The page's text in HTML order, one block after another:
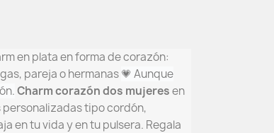
en plata en forma de corazón:
pareja o hermanas💗 Aunque
Charm corazón dos mujeresen
personalizadas tipo cordón,
en tu vida y en tu pulsera. Regala